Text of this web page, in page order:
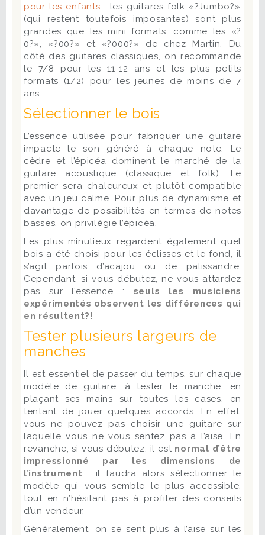
pour les enfants : les guitares folk «?Jumbo?»
(qui restent toutefois imposantes) sont plus
grandes que les mini formats, comme les «?
0?», «?00?» et «?000?» de chez Martin. Du
côté des guitares classiques, on recommande
le 7/8 pour les 11-12 ans et les plus petits
formats (1/2) pour les jeunes de moins de 7
ans.
Sélectionner le bois
L’essence utilisée pour fabriquer une guitare
impacte le son généré à chaque note. Le
cèdre et l’épicéa dominent le marché de la
guitare acoustique (classique et folk). Le
premier sera chaleureux et plutôt compatible
avec un jeu calme. Pour plus de dynamisme et
davantage de possibilités en termes de notes
basses, on privilégie l’épicéa.
Les plus minutieux regardent également quel
bois a été choisi pour les éclisses et le fond, il
s’agit parfois d’acajou ou de palissandre.
Cependant, si vous débutez, ne vous attardez
pas sur l’essence : seuls les musiciens
expérimentés observent les différences qui
en résultent?!
Tester plusieurs largeurs de
manches
Il est essentiel de passer du temps, sur chaque
modèle de guitare, à tester le manche, en
plaçant ses mains sur toutes les cases, en
tentant de jouer quelques accords. En effet,
vous ne pouvez pas choisir une guitare sur
laquelle vous ne vous sentez pas à l’aise. En
revanche, si vous débutez, il est normal d’être
impressionné par les dimensions de
l’instrument : il faudra alors sélectionner le
modèle qui vous semble le plus accessible,
tout en n’hésitant pas à profiter des conseils
d’un vendeur.
Généralement, on se sent plus à l’aise sur les